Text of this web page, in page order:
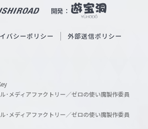
開発：
b
O
i
l
バシーポリシー 外部送信ポリシー
･メディアファクトリー／ゼロの使い魔製作委員
･メディアファクトリー／ゼロの使い魔製作委員